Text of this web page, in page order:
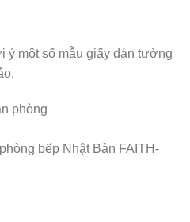
ý một số mẫu giấy dán tường
bếp Nhật Bản FAITH-